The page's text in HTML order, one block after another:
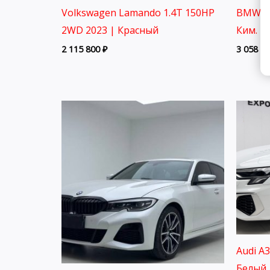
Volkswagen Lamando 1.4T 150HP
2WD 2023 | Красный
2 115 800₽
BMW
Ким.
3 058
Audi